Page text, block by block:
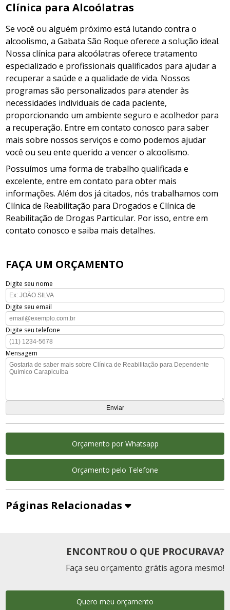
Clínica para Alcoólatras
Se você ou alguém próximo está lutando contra o
alcoolismo, a Gabata São Roque oferece a solução ideal.
Nossa clínica para alcoólatras oferece tratamento
especializado e profissionais qualificados para ajudar a
recuperar a saúde e a qualidade de vida. Nossos
programas são personalizados para atender às
necessidades individuais de cada paciente,
proporcionando um ambiente seguro e acolhedor para
a recuperação. Entre em contato conosco para saber
mais sobre nossos serviços e como podemos ajudar
você ou seu ente querido a vencer o alcoolismo.
Possuímos uma forma de trabalho qualificada e
excelente, entre em contato para obter mais
informações. Além dos já citados, nós trabalhamos com
Clínica de Reabilitação para Drogados e Clínica de
Reabilitação de Drogas Particular. Por isso, entre em
contato conosco e saiba mais detalhes.
FAÇA UM ORÇAMENTO
Digite seu nome
Digite seu email
Digite seu telefone
Mensagem
Orçamento por Whatsapp
Orçamento pelo Telefone
Páginas Relacionadas
ENCONTROU O QUE PROCURAVA?
Faça seu orçamento grátis agora mesmo!
Quero meu orçamento